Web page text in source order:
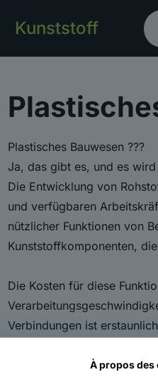
Kunststoff
Plastisches Bauwesen ???
Ja, das gibt es, und es
Die Entwicklung von
und verfügbaren
nützlicher Funktionen von
Kunststoffkomponenten,
Die Kosten für diese
Verbindungen ist
À proposdes